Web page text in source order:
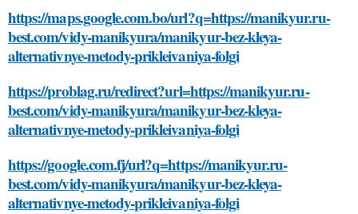
https://maps.google.com.bo/url?q=https://manikyur.ru-
best.com/vidy-manikyura/manikyur-bez-kleya-
alternativnye-metody-prikleivaniya-folgi
https://problag.ru/redirect?url=https://manikyur.ru-
best.com/vidy-manikyura/manikyur-bez-kleya-
alternativnye-metody-prikleivaniya-folgi
https://google.com.fj/url?q=https://manikyur.ru-
best.com/vidy-manikyura/manikyur-bez-kleya-
alternativnye-metody-prikleivaniya-folgi